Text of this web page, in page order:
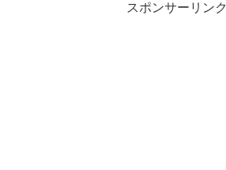
スポンサーリンク